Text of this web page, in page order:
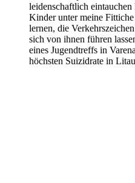
leidenschaftlich
Kinder unter meine
lernen, die
sich von ihnen führen
eines Jugendtreffs in
höchsten Suizidrate in